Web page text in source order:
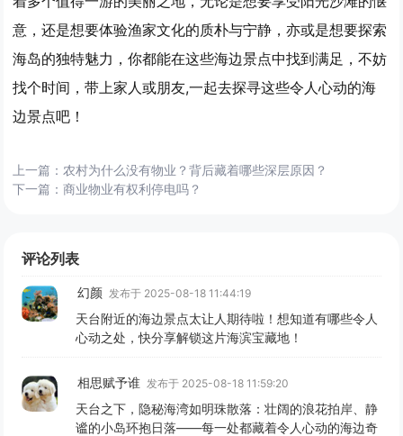
意，还是想要体验渔家文化的质朴与宁静，亦或是想要探索
海岛的独特魅力，你都能在这些海边景点中找到满足，不妨
找个时间，带上家人或朋友,一起去探寻这些令人心动的海
边景点吧！
上一篇： 农村为什么没有物业？背后藏着哪些深层原因？
下一篇：商业物业有权利停电吗？
评论列表
幻颜 发布于 2025-08-18 11:44:19
天台附近的海边景点太让人期待啦！想知道有哪些令人
心动之处，快分享解锁这片海滨宝藏地！
相思赋予谁 发布于 2025-08-18 11:59:20
天台之下，隐秘海湾如明珠散落：壮阔的浪花拍岸、静
谧的小岛环抱日落——每一处都藏着令人心动的海边奇